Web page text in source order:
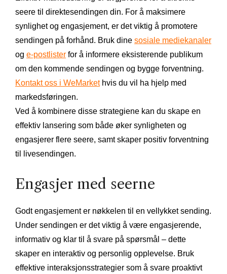
seere til direktesendingen din. For å maksimere
synlighet og engasjement, er det viktig å promotere
sendingen på forhånd. Bruk dine sosiale mediekanaler
og e-postlister for å informere eksisterende publikum
om den kommende sendingen og bygge forventning.
Kontakt oss i WeMarkethvis du vil ha hjelp med
markedsføringen.
Ved å kombinere disse strategiene kan du skape en
effektiv lansering som både øker synligheten og
engasjerer flere seere, samt skaper positiv forventning
til livesendingen.
Engasjer med seerne
Godt engasjement er nøkkelen til en vellykket sending.
Under sendingen er det viktig å være engasjerende,
informativ og klar til å svare på spørsmål – dette
skaper en interaktiv og personlig opplevelse. Bruk
effektive interaksjonsstrategier som å svare proaktivt